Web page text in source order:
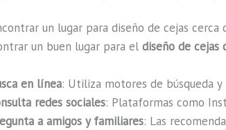
un lugar para diseño de cejas cerca
un buen lugar para el diseño de cejas
en línea: Utiliza motores de búsqueda
redes sociales: Plataformas como
a amigos y familiares: Las